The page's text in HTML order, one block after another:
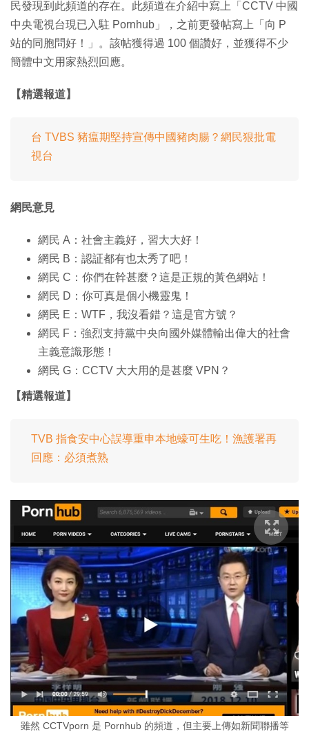
民發現到此頻道的存在。此頻道在介紹中寫上「CCTV 中國
中央電視台現已入駐 Pornhub」，之前更發帖寫上「向 P
站的同胞問好！」。該帖獲得過 100 個讚好，並獲得不少
簡體中文用家熱烈回應。
【精選報道】
台 TVBS 豬瘟期堅持宣傳中國豬肉腸？網民狠批電
視台
網民意見
網民 A：社會主義好，習大大好！
網民 B：認証都有也太秀了吧！
網民 C：你們在幹甚麼？這是正規的黃色網站！
網民 D：你可真是個小機靈鬼！
網民 E：WTF，我沒看錯？這是官方號？
網民 F：強烈支持黨中央向國外媒體輸出偉大的社會
主義意識形態！
網民 G：CCTV 大大用的是甚麼 VPN？
【精選報道】
TVB 指食安中心誤導重申本地蠔可生吃！漁護署再
回應：必須煮熟
雖然 CCTVporn 是 Pornhub 的頻道，但主要上傳如新聞聯播等